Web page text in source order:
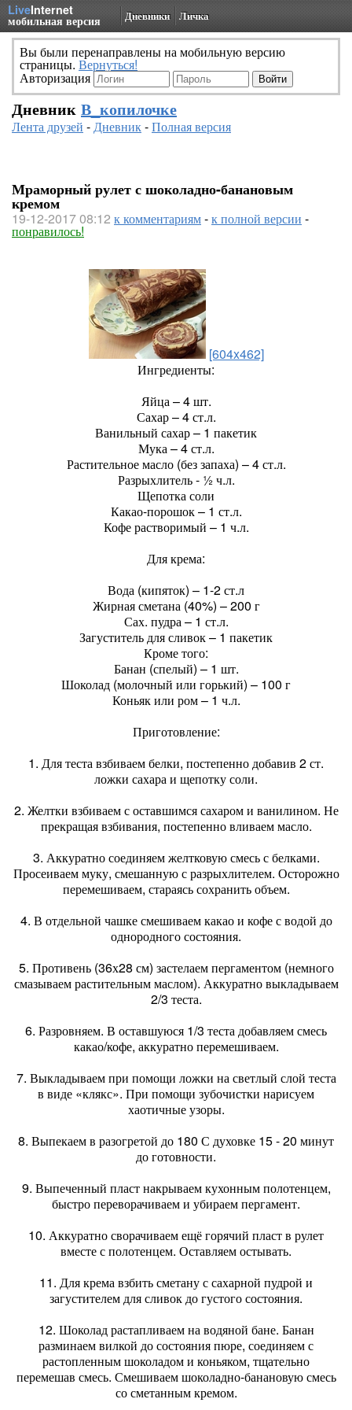
LiveInternet
мобильная версия Дневники Личка
Вы были перенаправлены на мобильную версию
страницы. Вернуться!
Авторизация
Дневник В_копилочке
Лента друзей -Дневник-Полная версия
Мраморный рулет с шоколадно-банановым
кремом
19-12-2017 08:12 к комментариям-к полной версии -
понравилось!
[604x462]
Ингредиенты:
Яйца – 4 шт.
Сахар – 4 ст.л.
Ванильный сахар – 1 пакетик
Мука – 4 ст.л.
Растительное масло (без запаха) – 4 ст.л.
Разрыхлитель - ½ ч.л.
Щепотка соли
Какао-порошок – 1 ст.л.
Кофе растворимый – 1 ч.л.
Для крема:
Вода (кипяток) – 1-2 ст.л
Жирная сметана (40%) – 200 г
Сах. пудра – 1 ст.л.
Загуститель для сливок – 1 пакетик
Кроме того:
Банан (спелый) – 1 шт.
Шоколад (молочный или горький) – 100 г
Коньяк или ром – 1 ч.л.
Приготовление:
1. Для теста взбиваем белки, постепенно добавив 2 ст.
ложки сахара и щепотку соли.
2. Желтки взбиваем с оставшимся сахаром и ванилином. Не
прекращая взбивания, постепенно вливаем масло.
3. Аккуратно соединяем желтковую смесь с белками.
Просеиваем муку, смешанную с разрыхлителем. Осторожно
перемешиваем, стараясь сохранить объем.
4. В отдельной чашке смешиваем какао и кофе с водой до
однородного состояния.
5. Противень (36х28 см) застелаем пергаментом (немного
смазываем растительным маслом). Аккуратно выкладываем
2/3 теста.
6. Разровняем. В оставшуюся 1/3 теста добавляем смесь
какао/кофе, аккуратно перемешиваем.
7. Выкладываем при помощи ложки на светлый слой теста
в виде «клякс». При помощи зубочистки нарисуем
хаотичные узоры.
8. Выпекаем в разогретой до 180 С духовке 15 - 20 минут
до готовности.
9. Выпеченный пласт накрываем кухонным полотенцем,
быстро переворачиваем и убираем пергамент.
10. Аккуратно сворачиваем ещё горячий пласт в рулет
вместе с полотенцем. Оставляем остывать.
11. Для крема взбить сметану с сахарной пудрой и
загустителем для сливок до густого состояния.
12. Шоколад растапливаем на водяной бане. Банан
разминаем вилкой до состояния пюре, соединяем с
растопленным шоколадом и коньяком, тщательно
перемешав смесь. Смешиваем шоколадно-банановую смесь
со сметанным кремом.